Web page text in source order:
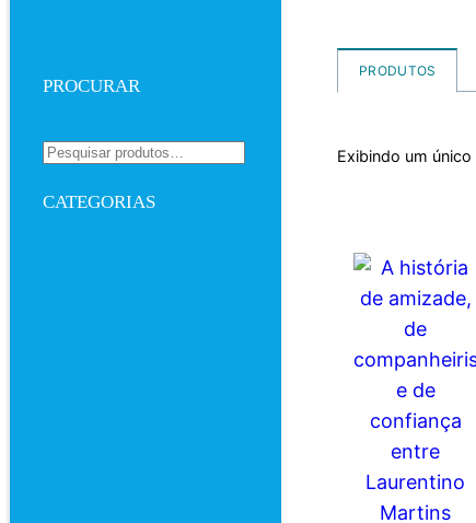
PRODUTOS
Exibindo um
PROCURAR
Pesquisar
CATEGORIAS